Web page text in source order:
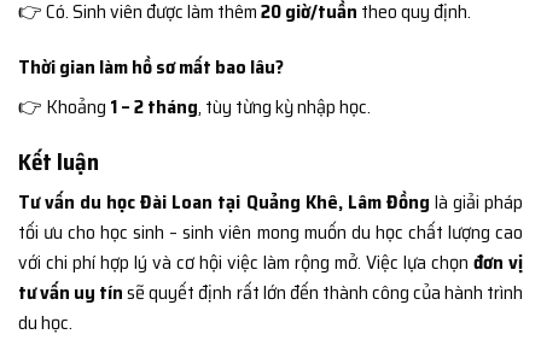
👉 Có. Sinh viên được làm thêm20 giờ/tuần theo quy định.
Thời gian làm hồ sơ mất bao lâu?
👉 Khoảng 1 – 2 tháng, tùy từng kỳ nhập học.
Kết luận
Tư vấn du học Đài Loan tại Quảng Khê, Lâm Đồng là giải pháp
tối ưu cho học sinh – sinh viên mong muốn du học chất lượng cao
với chi phí hợp lý và cơ hội việc làm rộng mở. Việc lựa chọn đơn vị
tư vấn uy tínsẽ quyết định rất lớn đến thành công của hành trình
du học.